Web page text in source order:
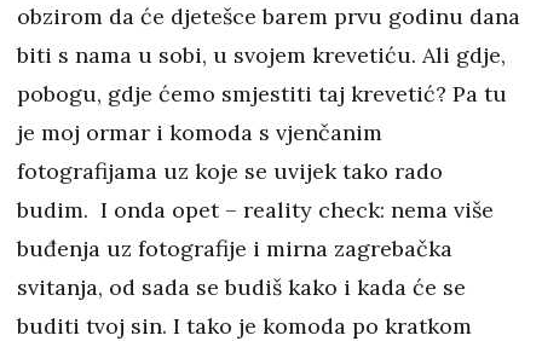
obzirom da će djetešce barem prvu godinu dana
biti s nama u sobi, u svojem krevetiću. Ali gdje,
pobogu, gdje ćemo smjestiti taj krevetić? Pa tu
je moj ormar i komoda s vjenčanim
fotografijama uz koje se uvijek tako rado
budim. I onda opet – reality check: nema više
buđenja uz fotografije i mirna zagrebačka
svitanja, od sada se budiš kako i kada će se
buditi tvoj sin. I tako je komoda po kratkom